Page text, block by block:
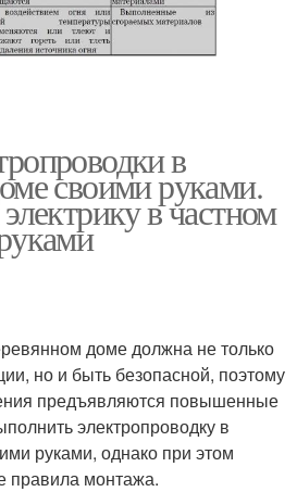
в
своими руками.
в частном
доме должна не только
но и быть безопасной, поэтому
предъявляются повышенные
электропроводку в
руками, однако при этом
правила монтажа.